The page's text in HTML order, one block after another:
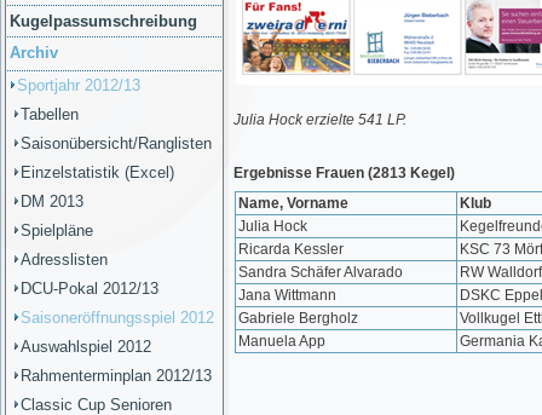
Kugelpassumschreibung
Archiv
Sportjahr 2012/13
Tabellen
Saisonübersicht/Ranglisten
Einzelstatistik (Excel)
DM 2013
Spielpläne
Adresslisten
DCU-Pokal 2012/13
Saisoneröffnungsspiel 2012
Auswahlspiel 2012
Rahmenterminplan 2012/13
Classic Cup Senioren
Julia Hock erzielte 541 LP.
Ergebnisse Frauen (2813 Kegel)
Name, Vorname
Klub
Julia Hock
Ricarda Kessler
KSC 73
Sandra Schäfer Alvarado
RW Walldorf
Jana Wittmann
DSKC
Gabriele Bergholz
Vollkugel
Manuela App
Germania